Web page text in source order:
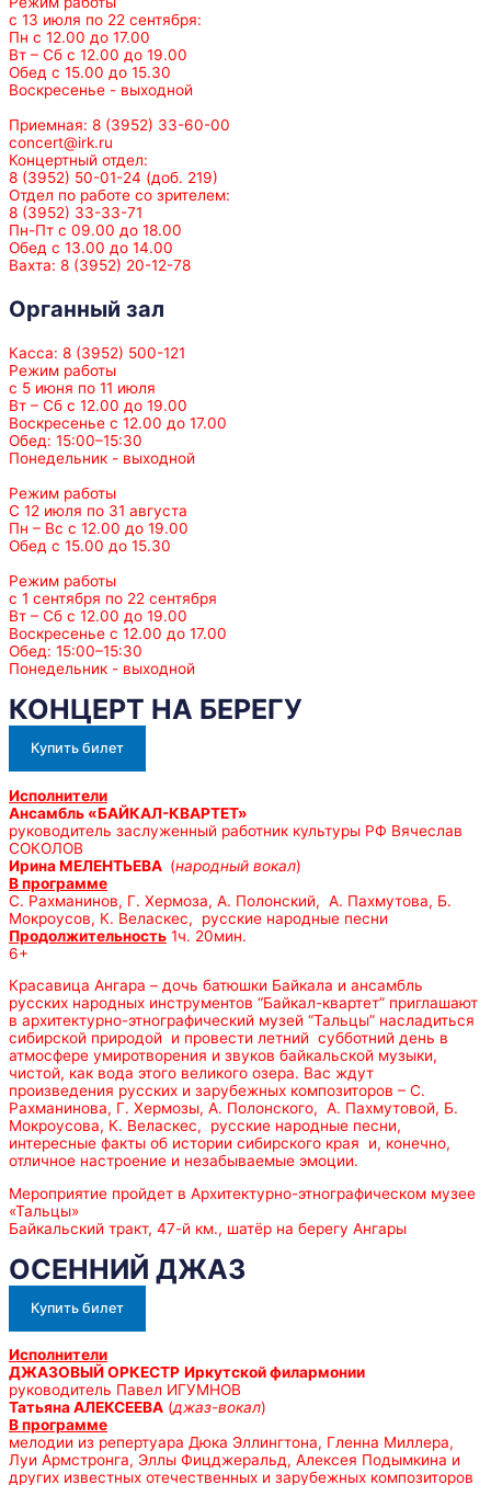
с 13 июля по 22 сентября:
Пн с 12.00 до 17.00
Вт – Сб с 12.00 до 19.00
Обед с 15.00 до 15.30
Воскресенье - выходной
Приемная: 8 (3952) 33-60-00
concert@irk.ru
Концертный отдел:
8 (3952) 50-01-24 (доб. 219)
Отдел по работе со зрителем:
8 (3952) 33-33-71
Пн-Пт с 09.00 до 18.00
Обед с 13.00 до 14.00
Вахта: 8 (3952) 20-12-78
Органный зал
Касса: 8 (3952) 500-121
Режим работы
с 5 июня по 11 июля
Вт – Сб с 12.00 до 19.00
Воскресенье с 12.00 до 17.00
Обед: 15:00–15:30
Понедельник - выходной
Режим работы
С 12 июля по 31 августа
Пн – Вс с 12.00 до 19.00
Обед с 15.00 до 15.30
Режим работы
с 1 сентября по 22 сентября
Вт – Сб с 12.00 до 19.00
Воскресенье с 12.00 до 17.00
Обед: 15:00–15:30
Понедельник - выходной
КОНЦЕРТ НА БЕРЕГУ
Купить билет
Исполнители
Ансамбль «БАЙКАЛ-КВАРТЕТ»
руководитель заслуженный работник культуры РФ Вячеслав
СОКОЛОВ
Ирина МЕЛЕНТЬЕВА (народный вокал)
В программе
С. Рахманинов, Г. Хермоза, А. Полонский, А. Пахмутова, Б.
Мокроусов, К. Веласкес, русские народные песни
Продолжительность 1ч. 20мин.
6+
Красавица Ангара – дочь батюшки Байкала и ансамбль
русских народных инструментов “Байкал-квартет” приглашают
в архитектурно-этнографический музей “Тальцы” насладиться
сибирской природой и провести летний субботний день в
атмосфере умиротворения и звуков байкальской музыки,
чистой, как вода этого великого озера. Вас ждут
произведения русских и зарубежных композиторов – С.
Рахманинова, Г. Хермозы, А. Полонского, А. Пахмутовой, Б.
Мокроусова, К. Веласкес, русские народные песни,
интересные факты об истории сибирского края и, конечно,
отличное настроение и незабываемые эмоции.
Мероприятие пройдет в Архитектурно-этнографическом музее
«Тальцы»
Байкальский тракт, 47-й км., шатёр на берегу Ангары
ОСЕННИЙ ДЖАЗ
Купить билет
Исполнители
ДЖАЗОВЫЙ ОРКЕСТР Иркутской филармонии
руководитель Павел ИГУМНОВ
Татьяна АЛЕКСЕЕВА (джаз-вокал)
В программе
мелодии из репертуара Дюка Эллингтона, Гленна Миллера,
Луи Армстронга, Эллы Фицджеральд, Алексея Подымкина и
других известных отечественных и зарубежных композиторов